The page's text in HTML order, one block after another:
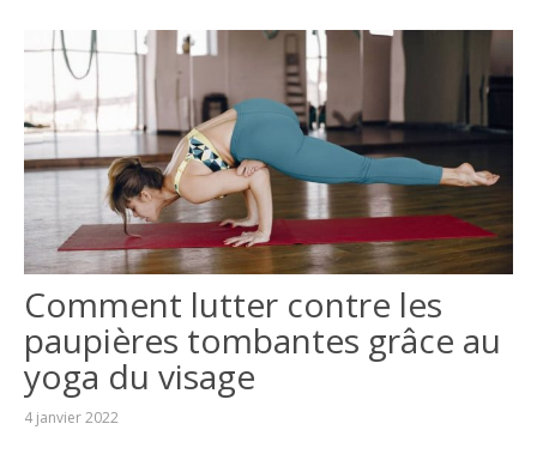
Comment lutter contre les
paupières tombantes grâce au
yoga du visage
4 janvier 2022